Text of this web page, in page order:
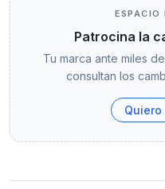
ESPACIO
Patrocina la
Tu marca ante miles
consultan los